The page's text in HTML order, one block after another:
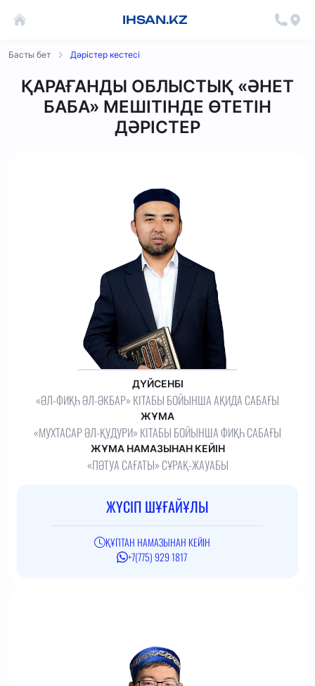
IHSAN.KZ
Басты бет Дәрістер кестесі
ҚАРАҒАНДЫ ОБЛЫСТЫҚ «ӘНЕТ
БАБА» МЕШІТІНДЕ ӨТЕТІН
ДӘРІСТЕР
ДҮЙСЕНБІ
«ӘЛ-ФИҚҺ ӘЛ-ӘКБАР» КІТАБЫ БОЙЫНША АҚИДА САБАҒЫ
ЖҰМА
«МУХТАСАР ӘЛ-ҚУДУРИ» КІТАБЫ БОЙЫНША ФИҚҺ САБАҒЫ
ЖҰМА НАМАЗЫНАН КЕЙІН
«ПӘТУА САҒАТЫ» СҰРАҚ-ЖАУАБЫ
ЖҮСІП ШҰҒАЙҰЛЫ
ҚҰПТАН НАМАЗЫНАН КЕЙІН
+7(775) 929 1817